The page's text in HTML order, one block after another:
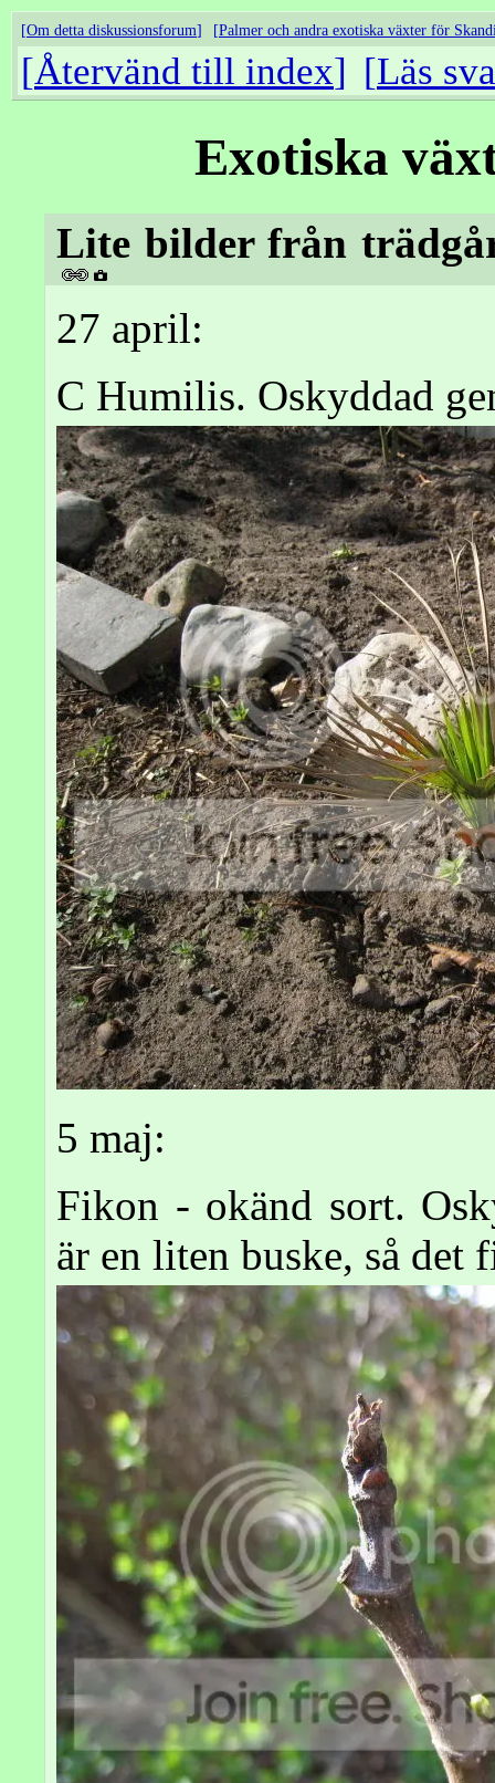
Om detta diskussionsforum Palmer och andra exotiska växter för
Återvänd till index Läs
Exotiska
Lite bilder från
27 april:
C Humilis. Oskyddad
5 maj:
Fikon - okänd sort.
är en liten buske, så det